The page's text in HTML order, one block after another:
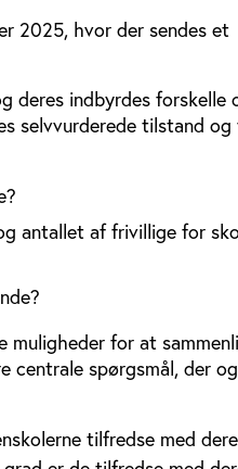
2025, hvor der sendes et
deres indbyrdes forskelle
selvvurderede tilstand
antallet af frivillige for
muligheder for at
centrale spørgsmål, der
tilfredse med